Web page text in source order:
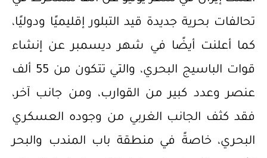
تحالفات بحرية جديدة قيد التبلور إقليميًا ودوليًا،
كما أعلنت أيضًا في شهر ديسمبر عن إنشاء
قوات الباسيج البحري، والتي تتكون من 55 ألف
عنصر وعدد كبير من القوارب، ومن جانب آخر،
فقد كثف الجانب الغربي من وجوده العسكري
البحري، خاصةً في منطقة باب المندب والبحر